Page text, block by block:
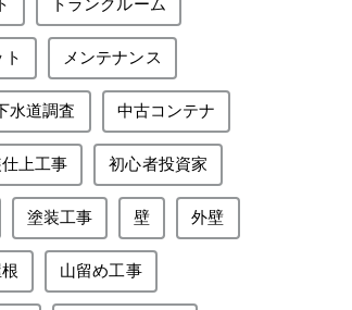
トランクルーム
ト メンテナンス
水道調査 中古コンテナ
上工事 初心者投資家
塗装工事 壁 外壁
山留め工事